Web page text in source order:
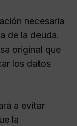
necesaria
de la deuda.
original que
los datos
a evitar
la